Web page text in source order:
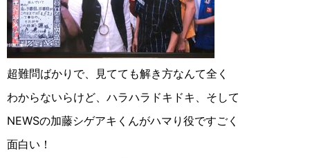
超難問ばかりで、見てても解き方なんて全く
わからないらけど、ハラハラドキドキ、そして
NEWSの加藤シゲアキくんがハマり役ですごく
面白い！